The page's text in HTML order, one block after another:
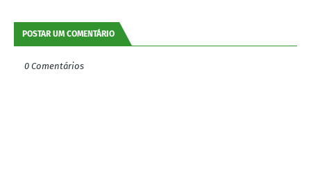
POSTAR UM COMENTÁRIO
0 Comentários